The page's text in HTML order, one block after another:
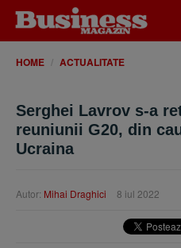
HOME ACTUALITATE
Serghei Lavrov s-a
reuniunii G20, din
Ucraina
Autor: Mihai Draghici 8 iul 2022